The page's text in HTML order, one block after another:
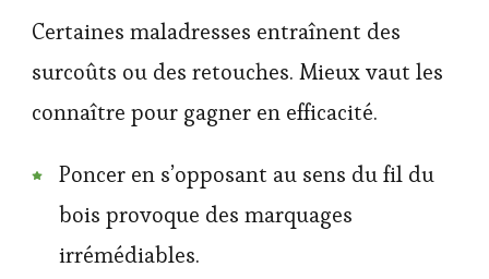
Certaines maladresses entraînent des
surcoûts ou des retouches. Mieux vaut les
connaître pour gagner en efficacité.
Poncer en s’opposant au sens du fil du
bois provoque des marquages
irrémédiables.